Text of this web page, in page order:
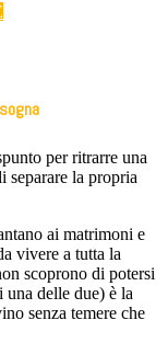
per ritrarre una
separare la propria
ai matrimoni e
vivere a tutta la
scoprono di potersi
delle due) è la
senza temere che